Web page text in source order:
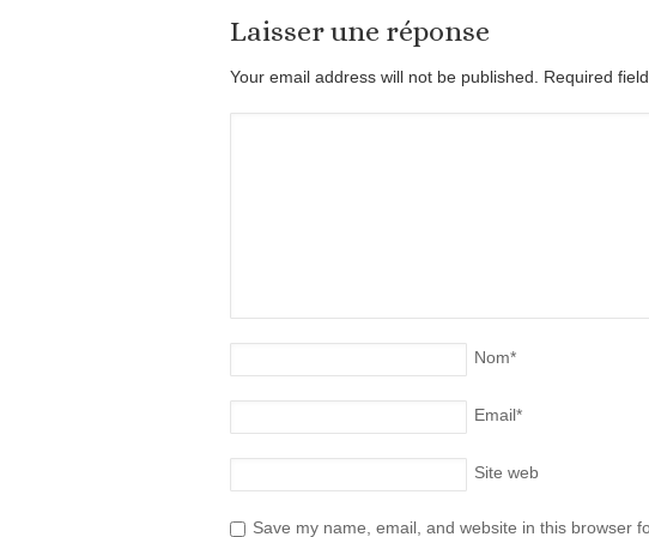
Laisser une réponse
Your email address will not be published. Required
Nom*
Email*
Site web
Save my name, email, and website in this browser